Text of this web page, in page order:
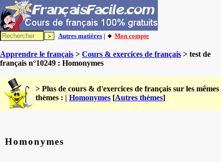
Autres matières | 🔸 Mon compte
Apprendre le français > Cours & exercices de français > test de
français n°10249 : Homonymes
> Plus de cours & d'exercices de français sur les mêmes
thèmes : | Homonymes [Autres thèmes]
Homonymes